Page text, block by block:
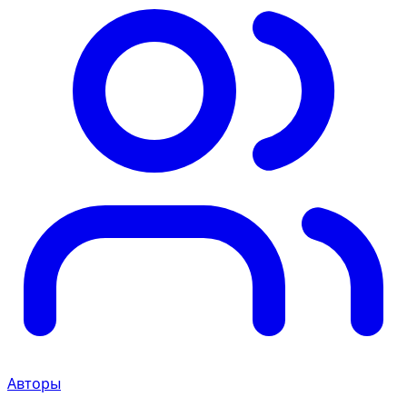
Авторы